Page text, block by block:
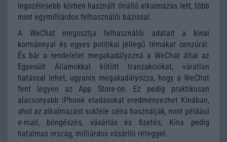
legszélesebb körben használt önálló alkalmazás lett, több
mint egymilliárdos felhasználói bázissal.
A WeChat megosztja felhasználói adatait a kínai
kormánnyal és egyes politikai jellegű témákat cenzúrál.
És bár a rendelelet megakadályozná a WeChat által az
Egyesült Államokkal kötött tranzakciókat, váratlan
hatással lehet, ugyanis megakadályozza, hogy a WeChat
fent legyen az App Store-on. Ez pedig praktikusan
alacsonyabb iPhone eladásokat eredményezhet Kínában,
ahol az alkalmazást sokféle célra használják, mint például
e-mail, böngészés, vásárlás és fizetés, Kína pedig
hatalmas ország, milliárdos vásárlói réteggel.